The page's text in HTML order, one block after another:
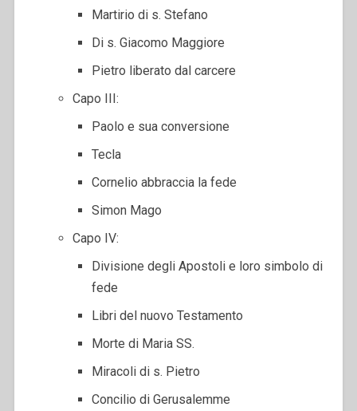
Martirio di s. Stefano
Di s. Giacomo Maggiore
Pietro liberato dal carcere
Capo III:
Paolo e sua conversione
Tecla
Cornelio abbraccia la fede
Simon Mago
Capo IV:
Divisione degli Apostoli e loro simbolo di
fede
Libri del nuovo Testamento
Morte di Maria SS.
Miracoli di s. Pietro
Concilio di Gerusalemme